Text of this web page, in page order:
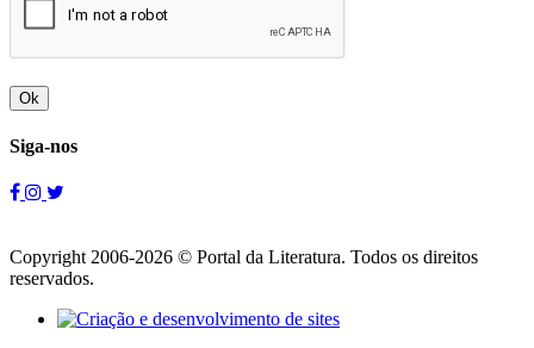
Ok
Siga-nos
Copyright 2006-2026 © Portal da Literatura. Todos os direitos
reservados.